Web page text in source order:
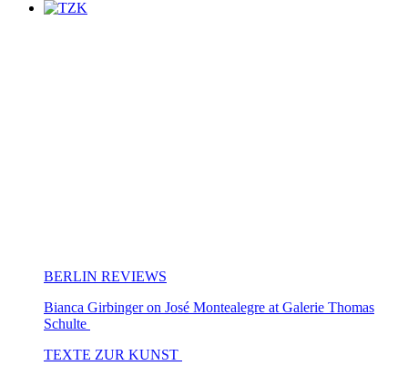
BERLIN REVIEWS
Bianca Girbinger on José Montealegre at Galerie Thomas
Schulte
TEXTE ZUR KUNST